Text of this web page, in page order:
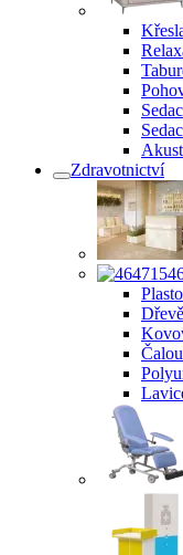
Zdravotnictví